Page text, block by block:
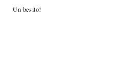
Un besito!